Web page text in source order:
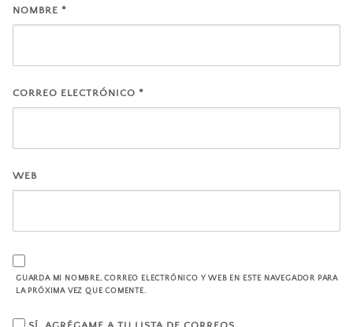
NOMBRE *
CORREO ELECTRÓNICO *
WEB
GUARDA MI NOMBRE, CORREO ELECTRÓNICO Y WEB EN ESTE NAVEGADOR PARA
LA PRÓXIMA VEZ QUE COMENTE.